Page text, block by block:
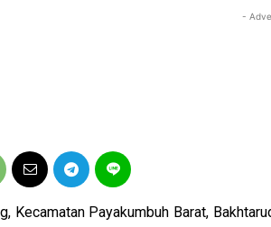
-
Kecamatan Payakumbuh Barat,